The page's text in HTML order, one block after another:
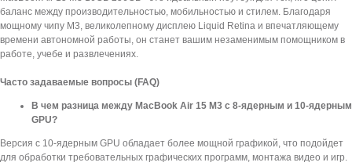
баланс между производительностью, мобильностью и стилем. Благодаря
мощному чипу M3, великолепному дисплею Liquid Retina и впечатляющему
времени автономной работы, он станет вашим незаменимым помощником в
работе, учебе и развлечениях.
Часто задаваемые вопросы (FAQ)
В чем разница между MacBook Air 15 M3 с 8-ядерным и 10-ядерным
GPU?
Версия с 10-ядерным GPU обладает более мощной графикой, что подойдет
для обработки требовательных графических программ, монтажа видео и игр.